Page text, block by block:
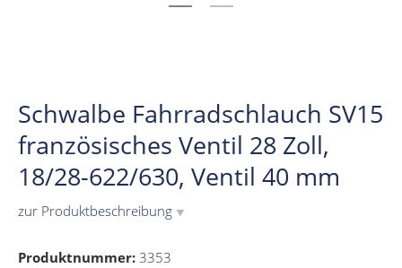
Schwalbe Fahrradschlauch SV15
französisches Ventil 28 Zoll,
18/28-622/630, Ventil 40 mm
zur Produktbeschreibung ▼
Produktnummer: 3353